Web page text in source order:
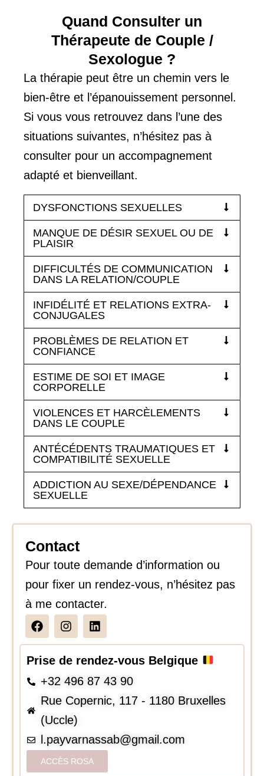
Quand Consulter un
Thérapeute de Couple /
Sexologue ?
La thérapie peut être un chemin vers le
bien-être et l’épanouissement personnel.
Si vous vous retrouvez dans l’une des
situations suivantes, n’hésitez pas à
consulter pour un accompagnement
adapté et bienveillant.
DYSFONCTIONS SEXUELLES
MANQUE DE DÉSIR SEXUEL OU DE
PLAISIR
DIFFICULTÉS DE COMMUNICATION
DANS LA RELATION/COUPLE
INFIDÉLITÉ ET RELATIONS EXTRA-
CONJUGALES
PROBLÈMES DE RELATION ET
CONFIANCE
ESTIME DE SOI ET IMAGE
CORPORELLE
VIOLENCES ET HARCÈLEMENTS
DANS LE COUPLE
ANTÉCÉDENTS TRAUMATIQUES ET
COMPATIBILITÉ SEXUELLE
ADDICTION AU SEXE/DÉPENDANCE
SEXUELLE
Contact
Pour toute demande d’information ou
pour fixer un rendez-vous, n’hésitez pas
à me contacter.
F
a
c
e
b
o
k
I
n
s
t
a
g
a
m
L
i
n
k
e
d
n
Prise de rendez-vous Belgique
+32 496 87 43 90
Rue Copernic, 117 - 1180 Bruxelles
(Uccle)
l.payvarnassab@gmail.com
ACCÈS ROSA